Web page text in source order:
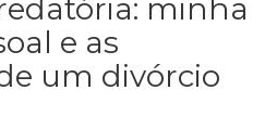
minha
e as
um divórcio